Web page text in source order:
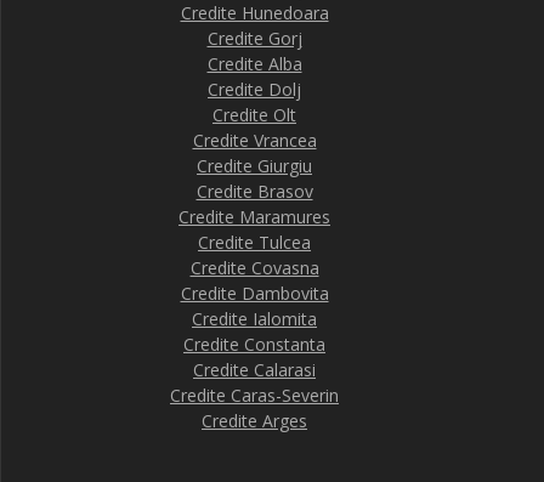
Credite Hunedoara
Credite Gorj
Credite Alba
Credite Dolj
Credite Olt
Credite Vrancea
Credite Giurgiu
Credite Brasov
Credite Maramures
Credite Tulcea
Credite Covasna
Credite Dambovita
Credite Ialomita
Credite Constanta
Credite Calarasi
Credite Caras-Severin
Credite Arges